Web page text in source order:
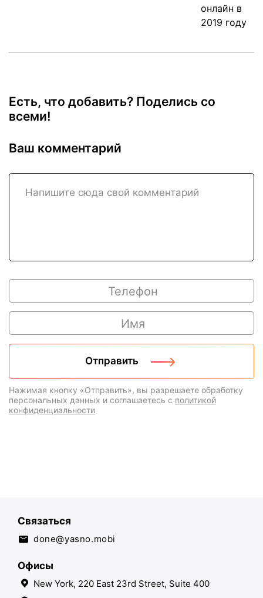
Есть, что добавить? Поделись со
всеми!
Ваш комментарий
Нажимая кнопку «Отправить», вы разрешаете обработку
персональных данных и соглашаетесь с политикой
конфиденциальности
Связаться
done@yasno.mobi
Офисы
New York, 220 East 23rd Street, Suite 400